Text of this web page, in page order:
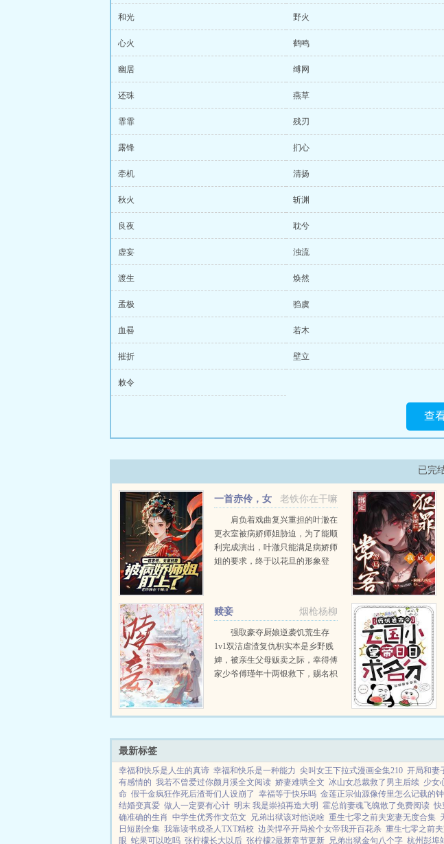
和光 野火
心火 鹤鸣
幽居 缚网
还珠 燕草
霏霏 残刃
露锋 扪心
牵机 清扬
秋火 斩渊
良夜 耽兮
虚妄 浊流
渡生 焕然
孟极 驺虞
血晷 若木
摧折 壁立
敕令
查
已完
老铁你在干嘛
一首赤伶，女
装的我被病娇师姐盯上了
肩负着戏曲复兴重担的叶澈在
更衣室被病娇师姐胁迫，为了能顺
利完成演出，叶澈只能满足病娇师
姐的要求，终于以花旦的形象登
叶澈是全网追捧的国风女...烟枪杨柳
赎妾
强取豪夺厨娘逆袭饥荒生存
1v1双洁虐渣复仇枳实本是乡野贱
婢，被亲生父母贩卖之际，幸得傅
家少爷傅瑾年十两银救下，赐名枳
弟欺辱，甚至被诬与少爷有私。傅
最新标签
幸福和快乐是人生的真谛 幸福和快乐是一种能力 尖叫女王下拉式漫画全集210 开局和妻
有感情的 我若不曾爱过你颜月溪全文阅读 娇妻难哄全文 冰山女总裁救了男主后续 少女
命 假千金疯狂作死后渣哥们人设崩了 幸福等于快乐吗 金莲正宗仙源像传里怎么记载的
结婚变真爱 做人一定要有心计 明末 我是崇祯再造大明 霍总前妻魂飞魄散了免费阅读 快
确准确的生肖 中学生优秀作文范文 兄弟出狱该对他说啥 重生七零之前夫宠妻无度合集
日短剧全集 我靠读书成圣人TXT精校 边关悍卒开局捡个女帝我开百花杀 重生七零之前
眼 蛇果可以吃吗 张柠檬长大以后 张柠檬2最新章节更新 兄弟出狱金句八个字 杭州彭埠